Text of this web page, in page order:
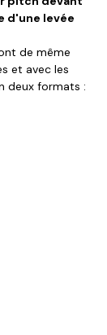
d'une levée
de même
et avec les
deux formats :